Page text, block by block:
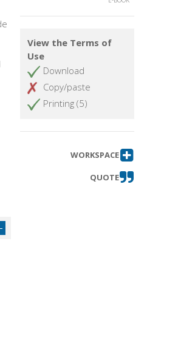
View the Terms of
Use
Download
Copy/paste
Printing (5)
WORKSPACE
QUOTE